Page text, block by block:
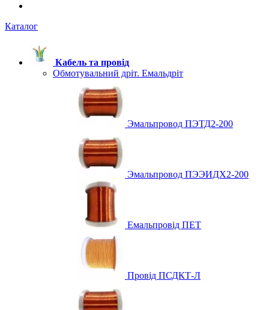
Каталог
Кабель та провід
Обмотувальний дріт. Емальдріт
Эмальпровод ПЭТД2-200
Эмальпровод ПЭЭИДХ2-200
Емальпровід ПЕТ
Провід ПСДКТ-Л